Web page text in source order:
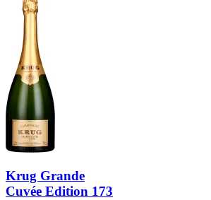
Krug Grande
Cuvée Edition 173